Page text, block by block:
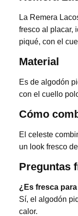
La Remera
fresco al placar,
piqué, con el
Material
Es de algodón
con el cuello
Cómo
El celeste
un look fresco
Preguntas
¿Es fresca
Sí, el algodón
calor.